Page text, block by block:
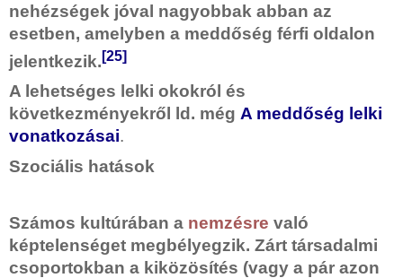
nehézségek jóval nagyobbak abban az
esetben, amelyben a meddőség férfi oldalon
jelentkezik. [25]
A lehetséges lelki okokról és
következményekről ld. még A meddőség lelki
vonatkozásai.
Szociális hatások
Számos kultúrában a nemzésre való
képtelenséget megbélyegzik. Zárt társadalmi
csoportokban a kiközösítés (vagy a pár azon